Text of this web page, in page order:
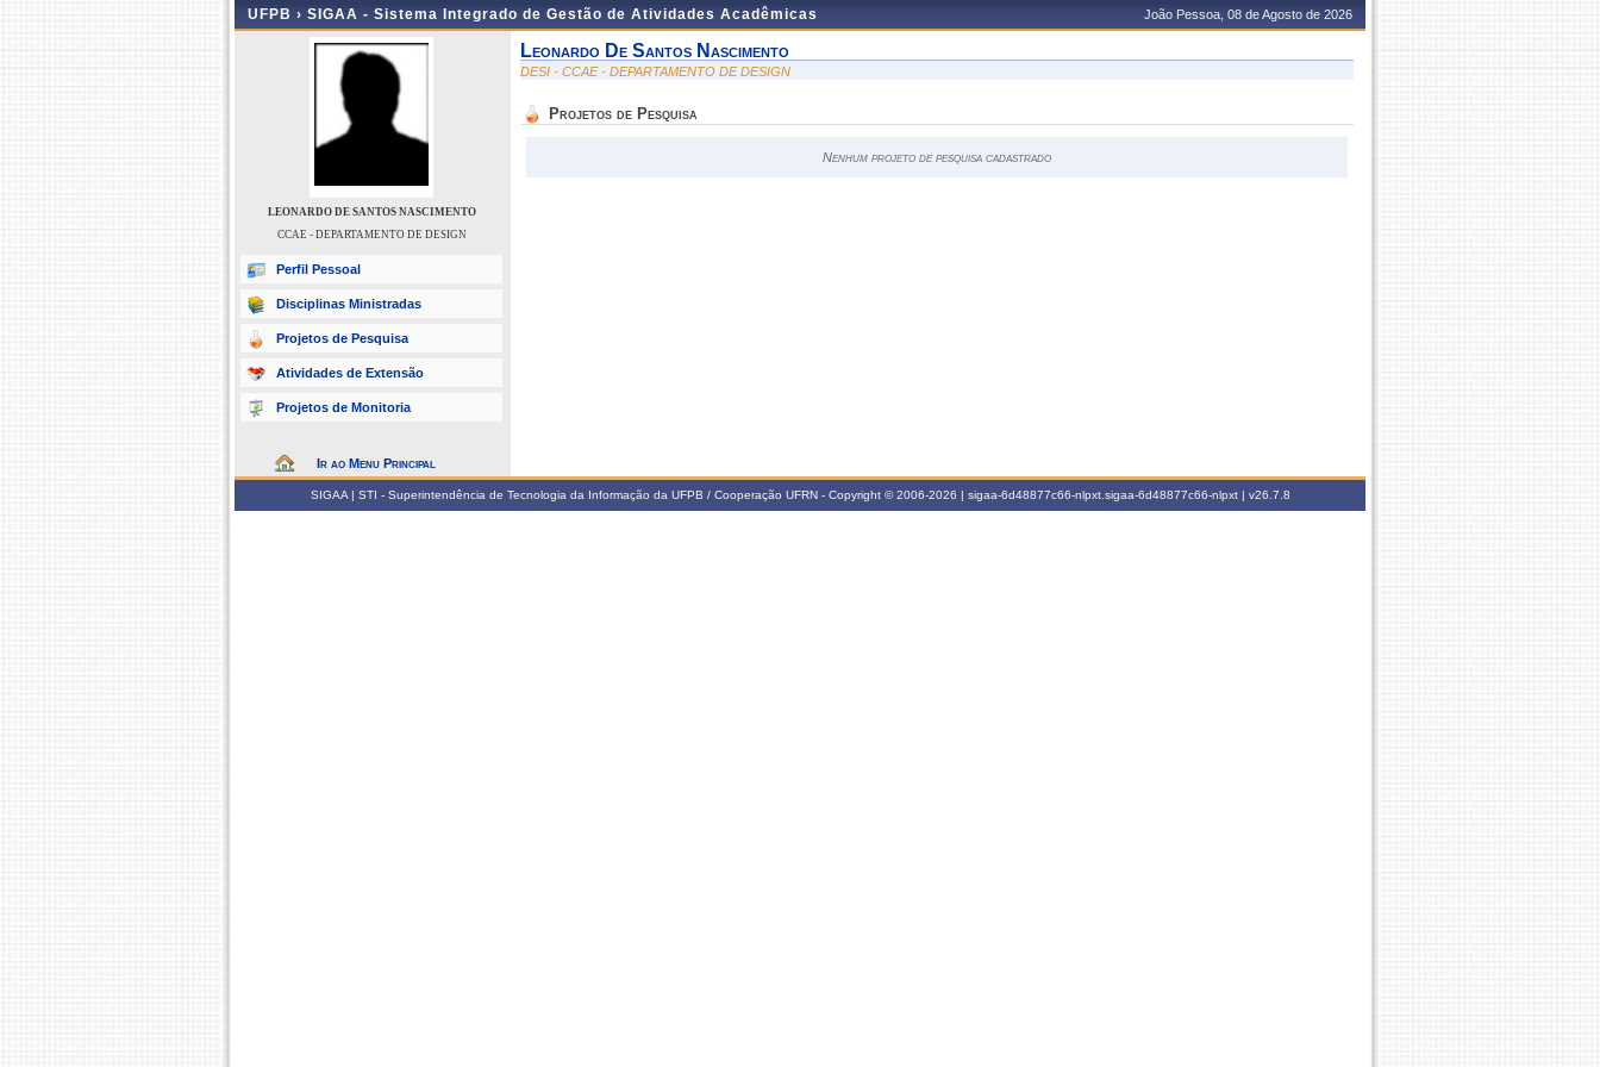
UFPB › SIGAA - Sistema Integrado de Gestão de Atividades Acadêmicas João Pessoa, 08 de Agosto de 2026
LEONARDO DE SANTOS NASCIMENTO
CCAE - DEPARTAMENTO DE DESIGN
Perfil Pessoal
Disciplinas Ministradas
Projetos de Pesquisa
Atividades de Extensão
Projetos de Monitoria
Ir ao Menu Principal
Leonardo De Santos Nascimento
DESI - CCAE - DEPARTAMENTO DE DESIGN
Projetos de Pesquisa
Nenhum projeto de pesquisa cadastrado
SIGAA | STI - Superintendência de Tecnologia da Informação da UFPB / Cooperação UFRN - Copyright © 2006-2026 | sigaa-6d48877c66-nlpxt.sigaa-6d48877c66-nlpxt | v26.7.8